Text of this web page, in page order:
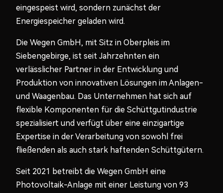
eingespeist wird, sondern zunächst der
Energiespeicher geladen wird.
Die Wegen GmbH, mit Sitz in Oberpleis im
Siebengebirge, ist seit Jahrzehnten ein
verlässlicher Partner in der Entwicklung und
Produktion von innovativen Lösungen im Anlagen-
und Waagenbau. Das Unternehmen hat sich auf
flexible Komponenten für die Schüttgutindustrie
spezialisiert und verfügt über eine einzigartige
Expertise in der Verarbeitung von sowohl frei
fließenden als auch stark haftenden Schüttgütern.
Seit 2021 betreibt die Wegen GmbH eine
Photovoltaik-Anlage mit einer Leistung von 93